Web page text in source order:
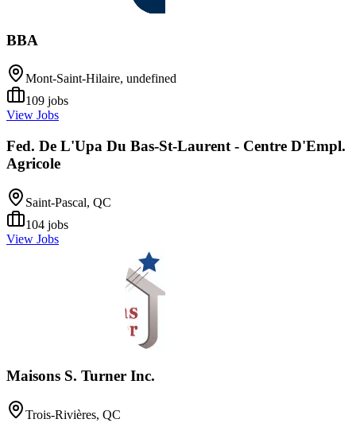
BBA
Mont-Saint-Hilaire, undefined
109 jobs
View Jobs
Fed. De L'Upa Du Bas-St-Laurent - Centre D'Empl.
Agricole
Saint-Pascal, QC
104 jobs
View Jobs
Maisons S. Turner Inc.
Trois-Rivières, QC